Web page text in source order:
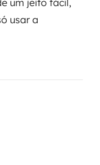
um jeito fácil,
usar a